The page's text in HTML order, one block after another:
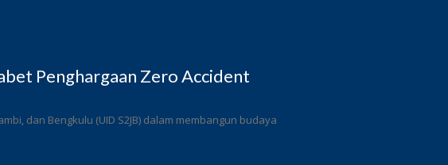
Penghargaan Zero Accident
dan Bengkulu (UID S2JB) dalam membangun budaya